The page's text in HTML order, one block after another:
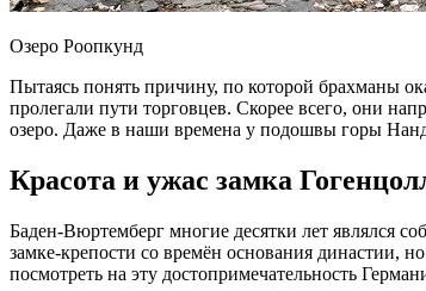
Озеро Роопкунд
Пытаясь понять причину, по которой брахманы
пролегали пути торговцев. Скорее всего, они
озеро. Даже в наши времена у подошвы горы
Красота и ужас замка
Баден-Вюртемберг многие десятки лет являлся
замке-крепости со времён основания династии,
посмотреть на эту достопримечательность